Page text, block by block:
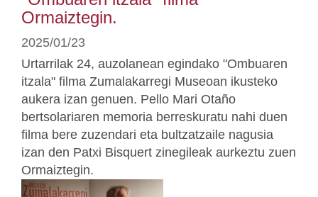
Ormaiztegin.
2025/01/23
Urtarrilak 24, auzolanean egindako "Ombuaren
itzala" filma Zumalakarregi Museoan ikusteko
aukera izan genuen. Pello Mari Otaño
bertsolariaren memoria berreskuratu nahi duen
filma bere zuzendari eta bultzatzaile nagusia
izan den Patxi Bisquert zinegileak aurkeztu zuen
Ormaiztegin.